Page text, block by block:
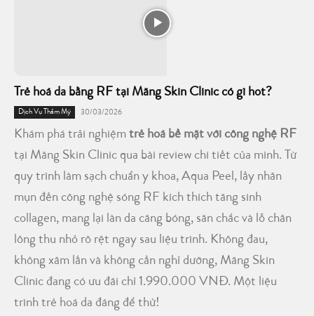
Trẻ hoá da bằng RF tại Măng Skin Clinic có gì hot?
Dịch Vụ Thẩm Mỹ 30/03/2026
Khám phá trải nghiệm trẻ hoá bề mặt với công nghệ RF
tại Măng Skin Clinic qua bài review chi tiết của mình. Từ
quy trình làm sạch chuẩn y khoa, Aqua Peel, lấy nhân
mụn đến công nghệ sóng RF kích thích tăng sinh
collagen, mang lại làn da căng bóng, săn chắc và lỗ chân
lông thu nhỏ rõ rệt ngay sau liệu trình. Không đau,
không xâm lấn và không cần nghỉ dưỡng, Măng Skin
Clinic đang có ưu đãi chỉ 1.990.000 VNĐ. Một liệu
trình trẻ hoá da đáng để thử!